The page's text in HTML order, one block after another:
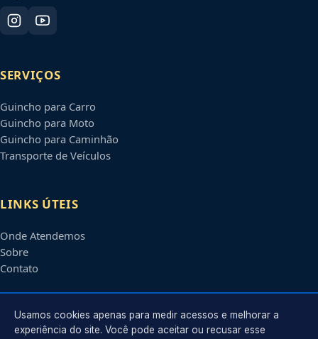
SERVIÇOS
Guincho para Carro
Guincho para Moto
Guincho para Caminhão
Transporte de Veículos
LINKS ÚTEIS
Onde Atendemos
Sobre
Contato
CONTATO
Usamos cookies apenas para medir acessos e melhorar a
experiência do site. Você pode aceitar ou recusar esse